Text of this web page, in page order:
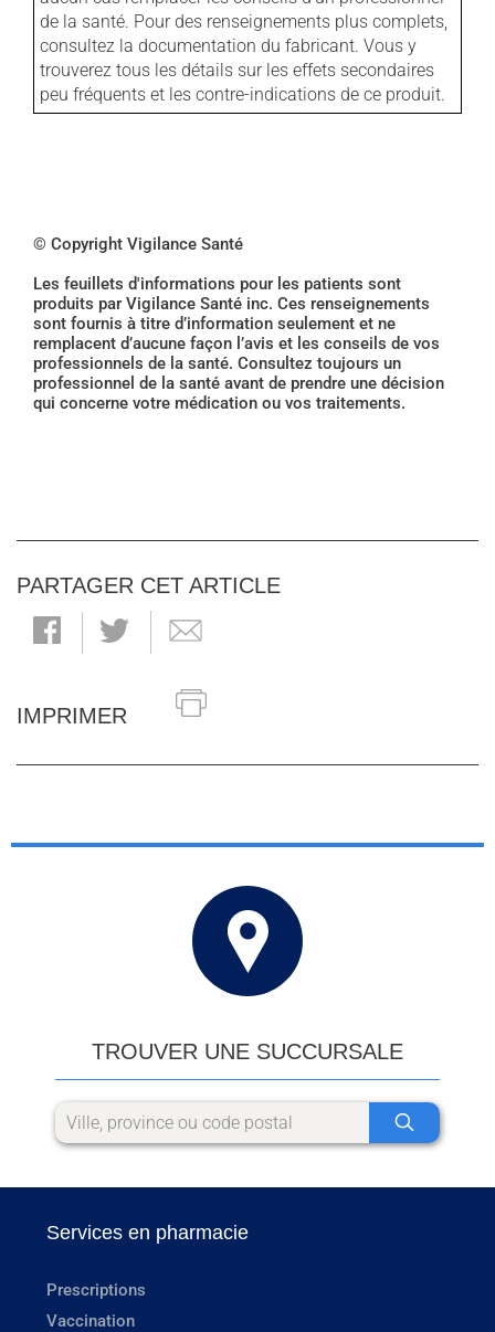
de la santé. Pour des renseignements plus complets,
consultez la documentation du fabricant. Vous y
trouverez tous les détails sur les effets secondaires
peu fréquents et les contre-indications de ce produit.
© Copyright Vigilance Santé
Les feuillets d'informations pour les patients sont
produits par Vigilance Santé inc. Ces renseignements
sont fournis à titre d’information seulement et ne
remplacent d’aucune façon l’avis et les conseils de vos
professionnels de la santé. Consultez toujours un
professionnel de la santé avant de prendre une décision
qui concerne votre médication ou vos traitements.
PARTAGER CET ARTICLE
IMPRIMER
TROUVER UNE SUCCURSALE
Services en pharmacie
Prescriptions
Vaccination